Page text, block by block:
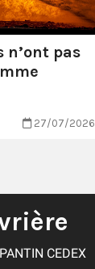
n’ont pas
27/07/2026
CEDEX